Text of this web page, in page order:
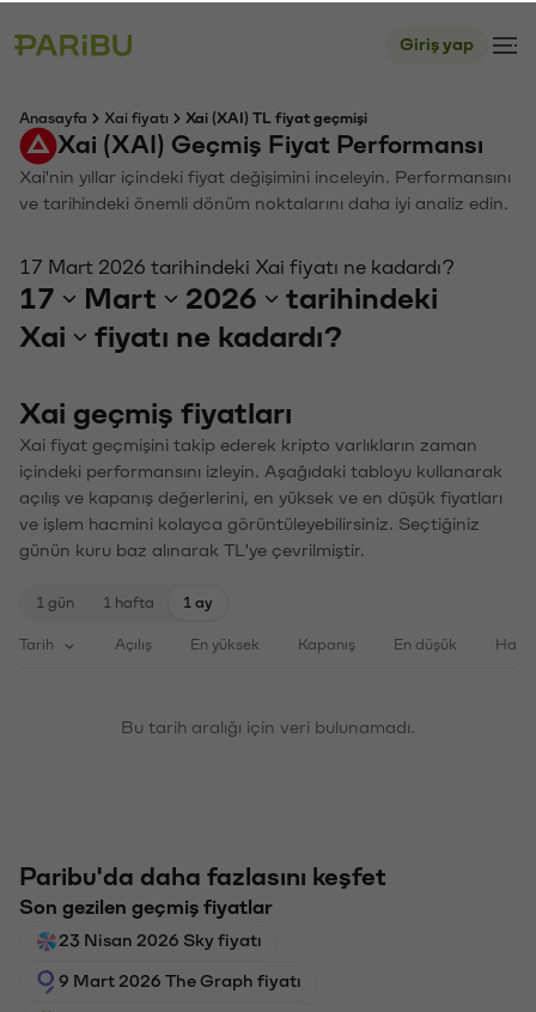
Giriş yap
Anasayfa Xai fiyatı Xai (XAI) TL fiyat geçmişi
Xai (XAI) Geçmiş Fiyat Performansı
Xai'nin yıllar içindeki fiyat değişimini inceleyin. Performansını
ve tarihindeki önemli dönüm noktalarını daha iyi analiz edin.
17 Mart 2026 tarihindeki Xai fiyatı ne kadardı?
17 Mart 2026
tarihindeki
Xai
fiyatı ne kadardı?
Xai geçmiş fiyatları
Xai fiyat geçmişini takip ederek kripto varlıkların zaman
içindeki performansını izleyin. Aşağıdaki tabloyu kullanarak
açılış ve kapanış değerlerini, en yüksek ve en düşük fiyatları
ve işlem hacmini kolayca görüntüleyebilirsiniz. Seçtiğiniz
günün kuru baz alınarak TL'ye çevrilmiştir.
1 gün 1 hafta 1 ay
Tarih Açılış En yüksek Kapanış En düşük
Bu tarih aralığı için veri bulunamadı.
Paribu'da daha fazlasını keşfet
Son gezilen geçmiş fiyatlar
23 Nisan 2026 Sky fiyatı
9 Mart 2026 The Graph fiyatı